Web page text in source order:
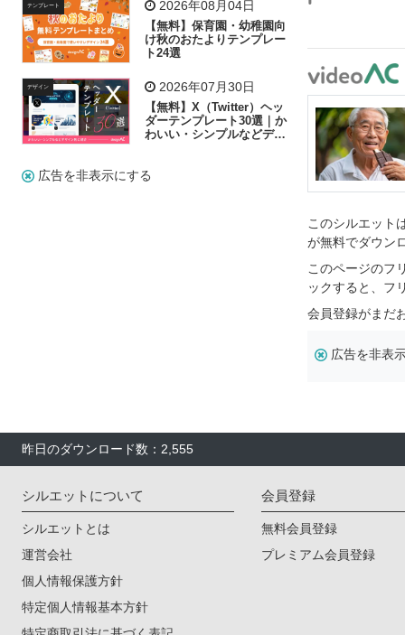
テンプレート 2026年08月04日
【無料】保育園・幼稚園向
け秋のおたよりテンプレー
ト24選
デザイン 2026年07月30日
【無料】X（Twitter）ヘッ
ダーテンプレート30選｜か
わいい・シンプルなどデザ
広告を非表示にする
このシルエット
が無料でダウン
このページのフ
ックすると、フ
会員登録がまだ
広告を非表
昨日のダウンロード数：2,555
シルエットについて
シルエットとは
運営会社
個人情報保護方針
特定個人情報基本方針
会員登録
無料会員登録
プレミアム会員登録